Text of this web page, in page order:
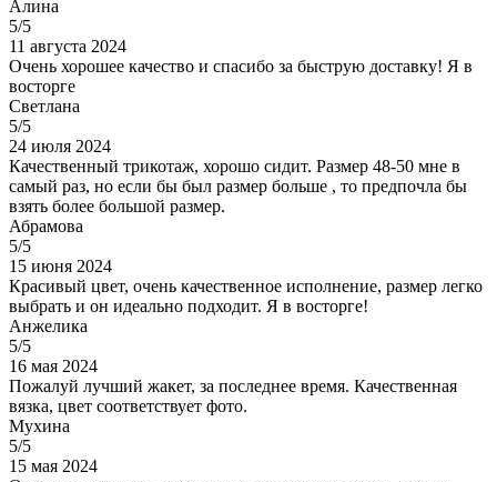
Алина
5/5
11 августа 2024
Очень хорошее качество и спасибо за быструю доставку! Я в
восторге
Светлана
5/5
24 июля 2024
Качественный трикотаж, хорошо сидит. Размер 48-50 мне в
самый раз, но если бы был размер больше , то предпочла бы
взять более большой размер.
Абрамова
5/5
15 июня 2024
Красивый цвет, очень качественное исполнение, размер легко
выбрать и он идеально подходит. Я в восторге!
Анжелика
5/5
16 мая 2024
Пожалуй лучший жакет, за последнее время. Качественная
вязка, цвет соответствует фото.
Мухина
5/5
15 мая 2024